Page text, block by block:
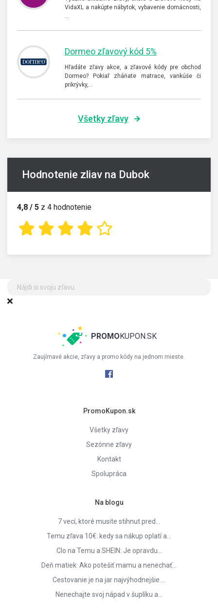
VidaXL a nakúpte nábytok, vybavenie domácnosti,
Dormeo zľavový kód 5%
Hľadáte zľavy akce, a zľavové kódy pre obchod
Dormeo? Pokiaľ zháňate matrace, vankúše či
prikrývky,…
Všetky zľavy
Hodnotenie zliav na Dubok
4,8 / 5 z 4 hodnotenie
PROMOKUPON.SK
Zaujímavé akcie, zľavy a promo kódy na jednom mieste.
PromoKupon.sk
Všetky zľavy
Sezónne zľavy
Kontakt
Spolupráca
Na blogu
7 vecí, ktoré musite stihnut pred…
Temu zľava 10€: kedy sa nákup oplatí a…
Clo na Temu a SHEIN: Je opravdu…
Deň matiek: Ako potešiť mamu a nenechať…
Cestovanie je na jar najvýhodnejšie.…
Nenechajte svoj nápad v šuplíku a…